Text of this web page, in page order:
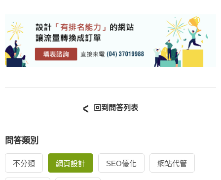
回到問答列表
問答類別
不分類 網頁設計 SEO優化 網站代管